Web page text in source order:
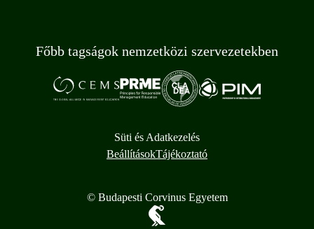
Főbb tagságok nemzetközi szervezetekben
Süti és Adatkezelés
BeállításokTájékoztató
© Budapesti Corvinus Egyetem